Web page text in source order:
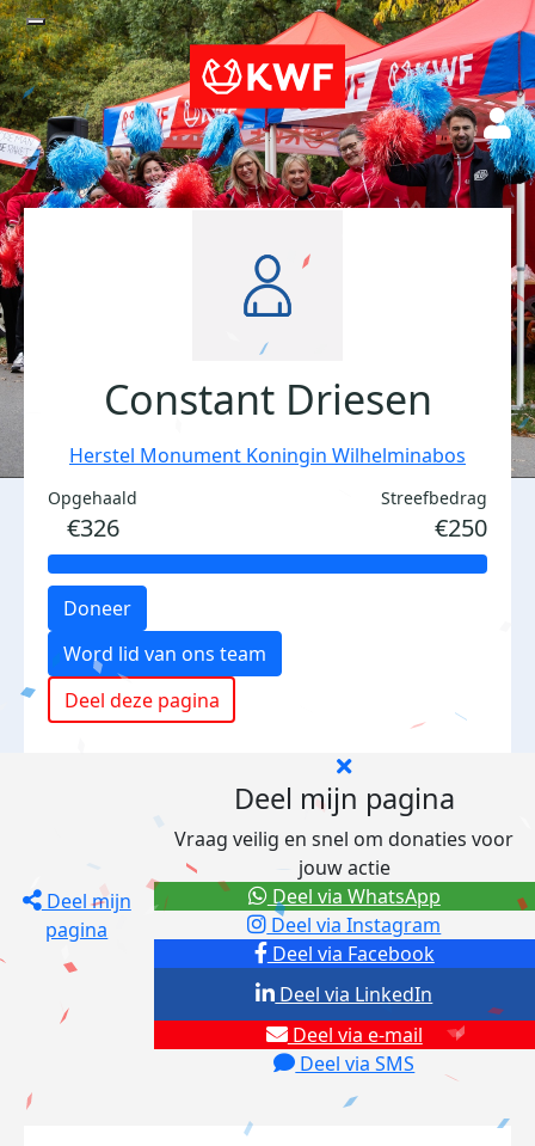
Constant Driesen
Herstel Monument Koningin Wilhelminabos
Opgehaald
€326
Streefbedrag
€250
Doneer
Word lid van ons team
Deel deze pagina
Deel mijn
pagina
Deel mijn pagina
Vraag veilig en snel om donaties voor
jouw actie
Deel via Facebook
Deel via Instagram
Deel via e-mail
Deel via SMS
Deel via LinkedIn
Deel via WhatsApp